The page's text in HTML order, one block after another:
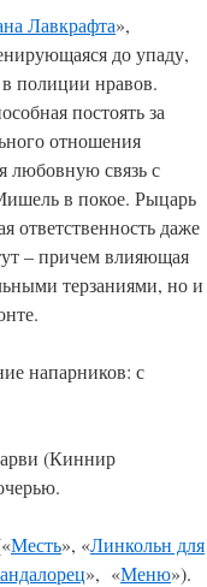
Лавкрафта»,
до упаду,
полиции нравов.
постоять за
отношения
любовную связь с
в покое. Рыцарь
ответственность даже
– причем влияющая
терзаниями, но и
напарников: с
(Киннир
Месть», «Линкольн для
», «Меню»).